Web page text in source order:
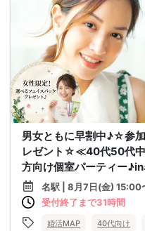
男女ともに早割中♪☆参
レゼント☆≪40代50代
方向け個室パーティー
名駅 | 8月7日(金) 15:00
受付終了まで31時間
婚活MAP 40代向け